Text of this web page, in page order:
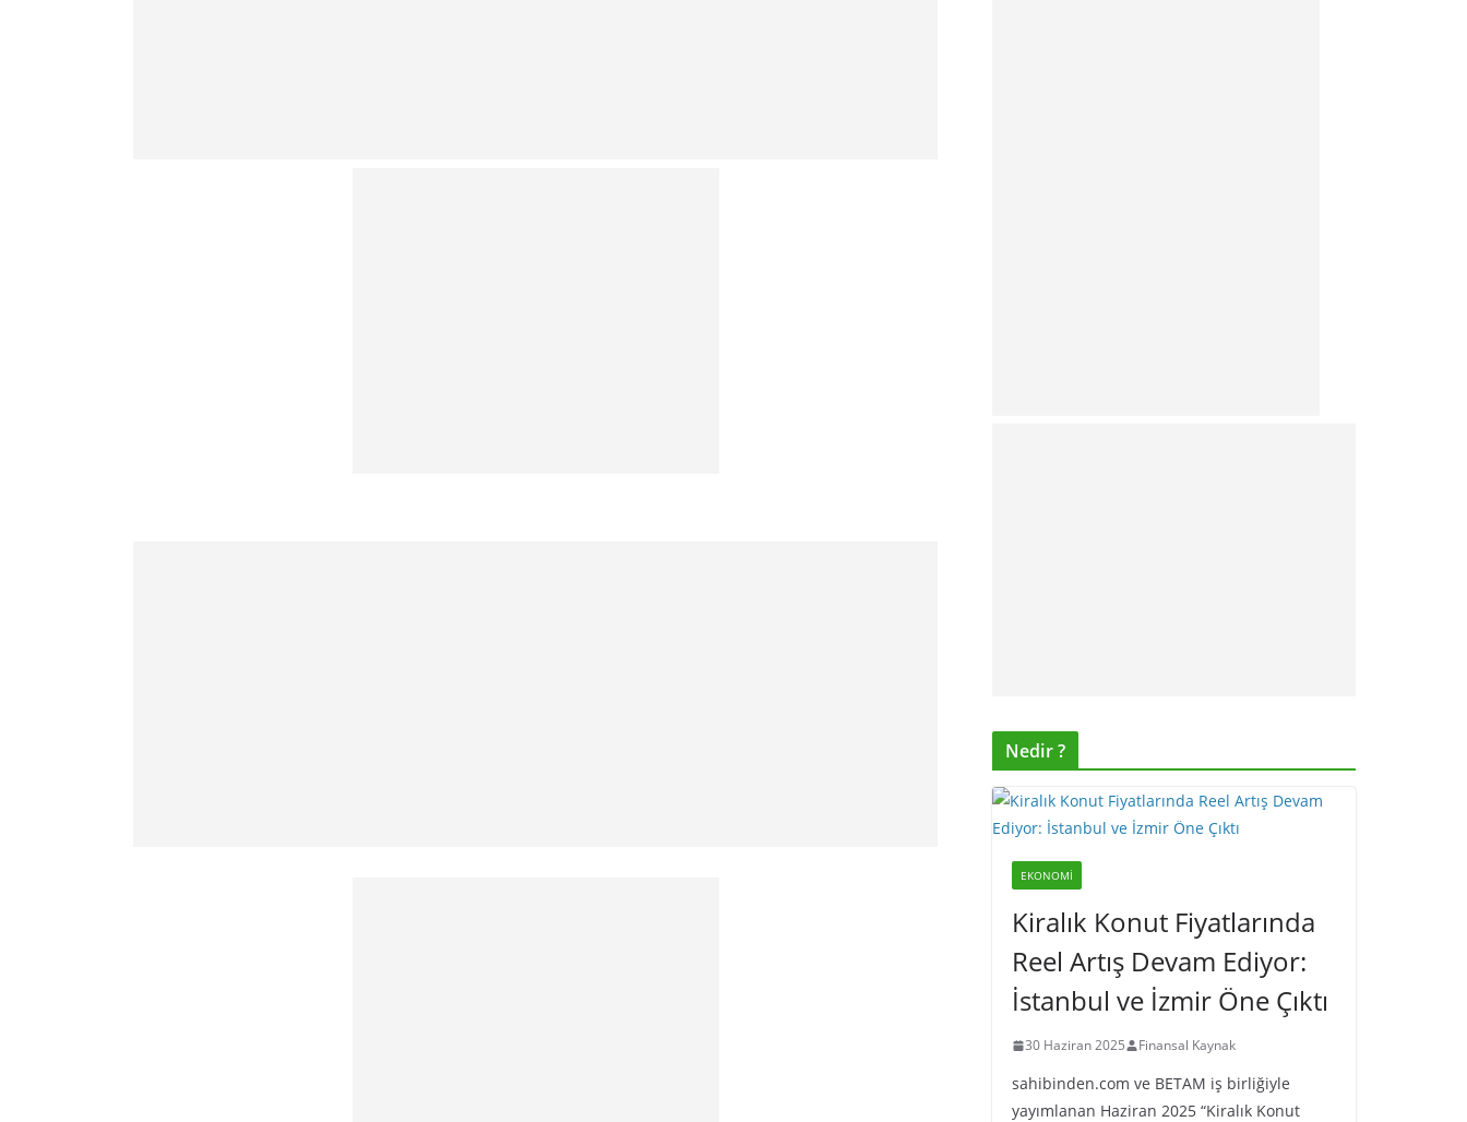
Nedir ?
EKONOMI
Kiralık Konut Fiyatlarında
Reel Artış Devam Ediyor:
İstanbul ve İzmir Öne Çıktı
30 Haziran 2025 Finansal Kaynak
sahibinden.com ve BETAM iş birliğiyle
yayımlanan Haziran 2025 “Kiralık Konut